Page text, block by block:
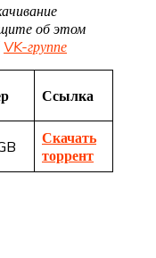
об этом
VK-группе
Ссылка
Скачать
торрент